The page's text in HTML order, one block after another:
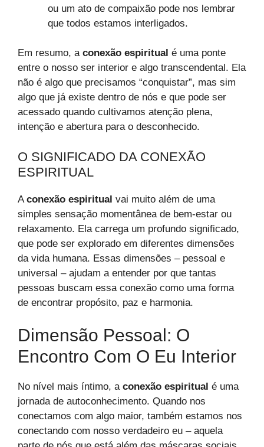
ou um ato de compaixão pode nos lembrar
que todos estamos interligados.
Em resumo, a conexão espiritual é uma ponte
entre o nosso ser interior e algo transcendental. Ela
não é algo que precisamos “conquistar”, mas sim
algo que já existe dentro de nós e que pode ser
acessado quando cultivamos atenção plena,
intenção e abertura para o desconhecido.
O SIGNIFICADO DA CONEXÃO
ESPIRITUAL
Aconexão espiritual vai muito além de uma
simples sensação momentânea de bem-estar ou
relaxamento. Ela carrega um profundo significado,
que pode ser explorado em diferentes dimensões
da vida humana. Essas dimensões – pessoal e
universal – ajudam a entender por que tantas
pessoas buscam essa conexão como uma forma
de encontrar propósito, paz e harmonia.
Dimensão Pessoal: O
Encontro Com O Eu Interior
No nível mais íntimo, a conexão espiritual é uma
jornada de autoconhecimento. Quando nos
conectamos com algo maior, também estamos nos
conectando com nosso verdadeiro eu – aquela